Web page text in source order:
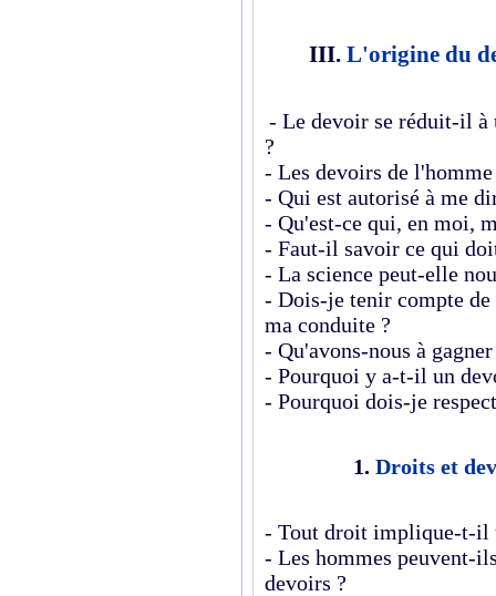
III. L'origine du
- Le devoir se réduit-il à
?
- Les devoirs de
- Qui est autorisé à me
- Qu'est-ce qui, en moi,
- Faut-il savoir ce qui
- La science peut-elle
- Dois-je tenir compte
ma conduite ?
- Qu'avons-nous à
- Pourquoi y a-t-il un
- Pourquoi dois-je
1. Droits et
- Tout droit implique-t-il
- Les hommes peuvent-
devoirs ?